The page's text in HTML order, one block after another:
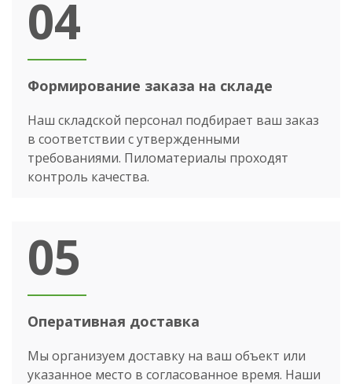
04
Формирование заказа на складе
Наш складской персонал подбирает ваш заказ
в соответствии с утвержденными
требованиями. Пиломатериалы проходят
контроль качества.
05
Оперативная доставка
Мы организуем доставку на ваш объект или
указанное место в согласованное время. Наши